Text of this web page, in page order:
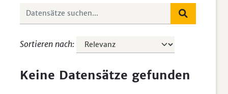
Sortieren nach
Keine Datensätze gefunden